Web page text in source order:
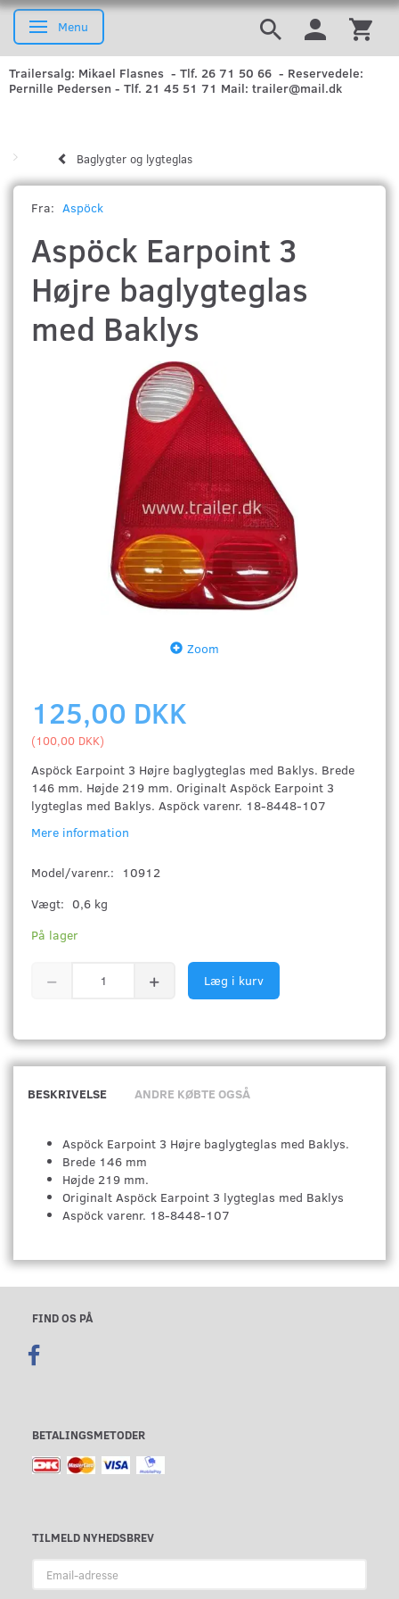
Skifte navigation
Menu
Trailersalg: Mikael Flasnes - Tlf. 26 71 50 66 - Reservedele:
Pernille Pedersen - Tlf. 21 45 51 71 Mail: trailer@mail.dk
Baglygter og lygteglas
Fra: Aspöck
Aspöck Earpoint 3
Højre baglygteglas
med Baklys
Zoom
125,00 DKK
(100,00 DKK)
Aspöck Earpoint 3 Højre baglygteglas med Baklys. Brede
146 mm. Højde 219 mm. Originalt Aspöck Earpoint 3
lygteglas med Baklys. Aspöck varenr. 18-8448-107
Mere information
Model/varenr.:
10912
Vægt: 0,6 kg
På lager
Læg i kurv
BESKRIVELSE ANDRE KØBTE OGSÅ
Aspöck Earpoint 3 Højre baglygteglas med Baklys.
Brede 146 mm
Højde 219 mm.
Originalt Aspöck Earpoint 3 lygteglas med Baklys
Aspöck varenr. 18-8448-107
FIND OS PÅ
BETALINGSMETODER
TILMELD NYHEDSBREV
adresse